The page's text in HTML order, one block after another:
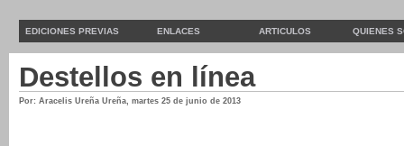
EDICIONES PREVIAS ENLACES ARTICULOS QUIENES
Destellos en línea
Por: Aracelis Ureña Ureña, martes 25 de junio de 2013